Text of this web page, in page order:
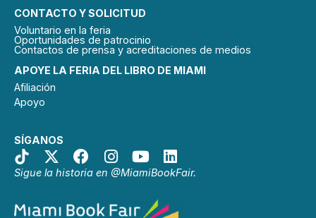
APOYE LA FERIA DEL LIBRO DE MIAMI
Afiliación
Apoyo
SÍGANOS
Sigue la historia en @MiamiBookFair.
CONTACTO Y SOLICITUD
Voluntario en la feria
Oportunidades de patrocinio
Contactos de prensa y acreditaciones de medios